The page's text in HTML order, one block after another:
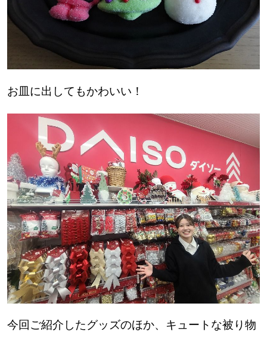
北海道で暮らす、あなたとつくる、
明日への”きっかけ”WEBマガジン
パートナーメディア Sitakkeパートナー
運営会社 広告掲載
情報提供・お問い合わせ 利用規約
プライバシーポリシー
閉じる
お皿に出してもかわいい！
今回ご紹介したグッズのほか、キュートな被り物